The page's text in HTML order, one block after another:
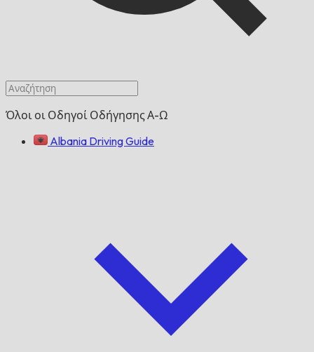
Όλοι οι Οδηγοί Οδήγησης Α-Ω
Albania Driving Guide